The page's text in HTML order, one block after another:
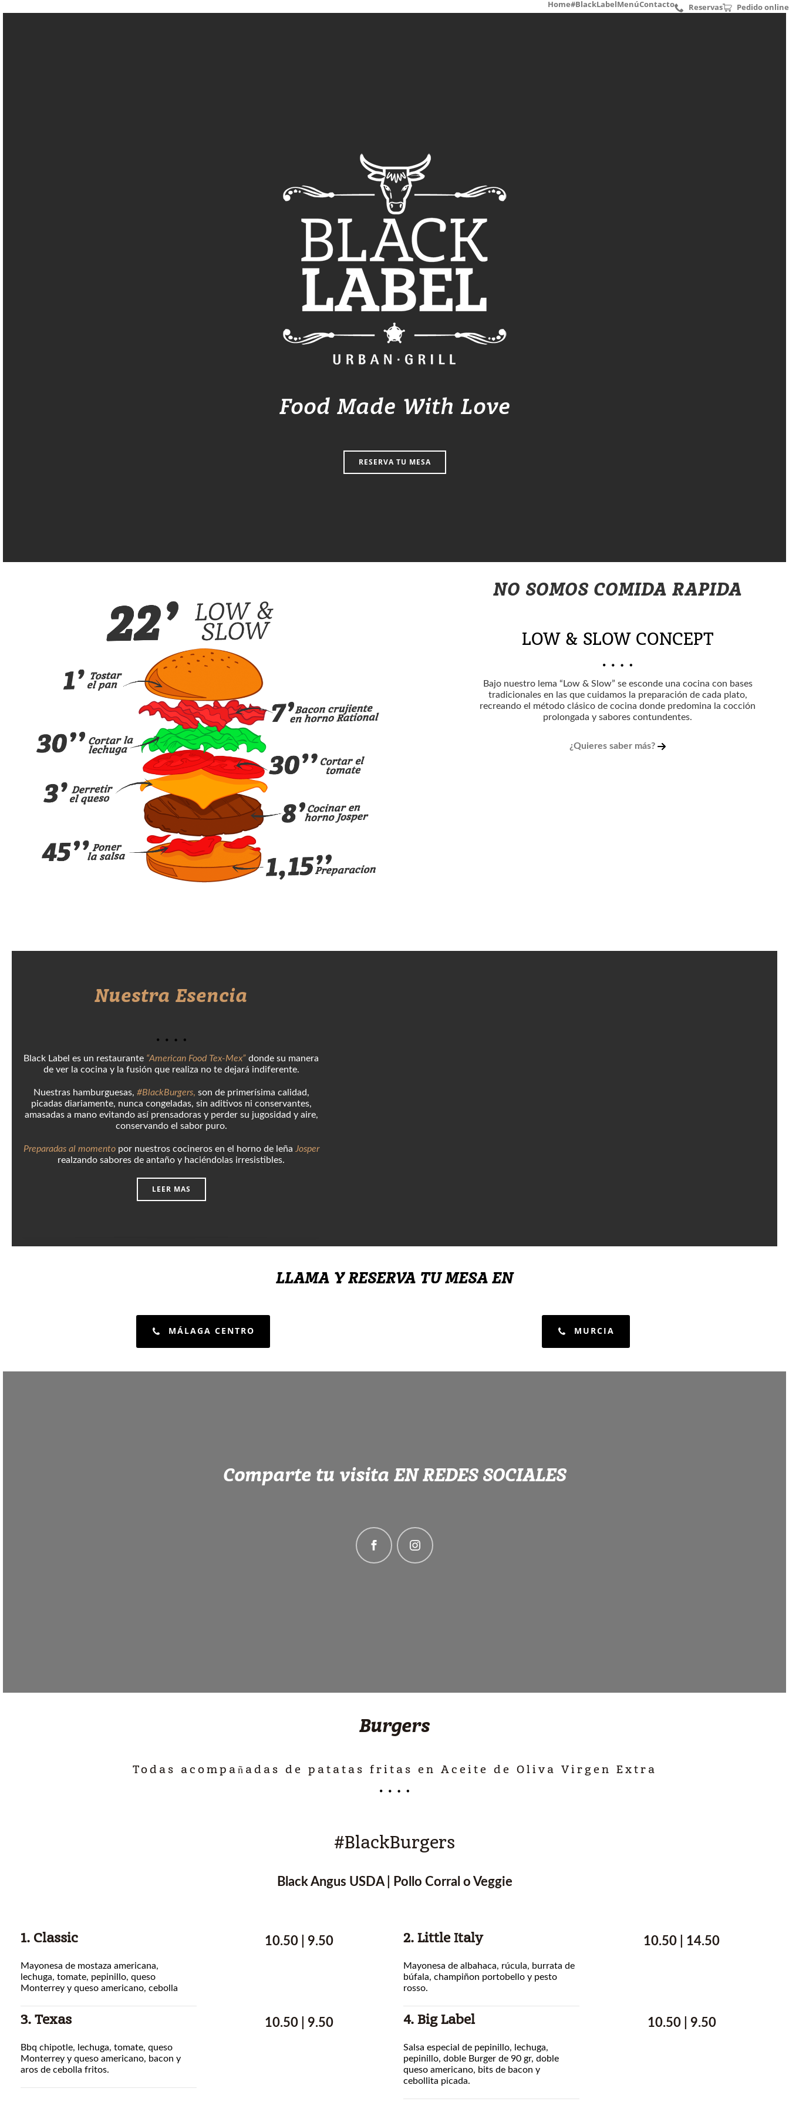
Home#BlackLabelMenúContacto Reservas Pedido online
Food Made With Love
RESERVA TU MESA
NO SOMOS COMIDA RAPIDA
LOW & SLOW CONCEPT
Bajo nuestro lema “Low & Slow” se esconde una cocina con bases
tradicionales en las que cuidamos la preparación de cada plato,
recreando el método clásico de cocina donde predomina la cocción
prolongada y sabores contundentes.
¿Quieres saber más?
Nuestra Esencia
Black Label es un restaurante “American Food Tex-Mex” donde su manera
de ver la cocina y la fusión que realiza no te dejará indiferente.
Nuestras hamburguesas, #BlackBurgers, son de primerísima calidad,
picadas diariamente, nunca congeladas, sin aditivos ni conservantes,
amasadas a mano evitando así prensadoras y perder su jugosidad y aire,
conservando el sabor puro.
Preparadas al momento por nuestros cocineros en el horno de leña Josper
realzando sabores de antaño y haciéndolas irresistibles.
LEER MAS
LLAMA Y RESERVA TU MESA EN
MÁLAGA CENTRO MURCIA
Comparte tu visita EN REDES SOCIALES
Burgers
Todas acompañadas de patatas fritas en Aceite de Oliva Virgen Extra
#BlackBurgers
Black Angus USDA | Pollo Corral o Veggie
1. Classic
Mayonesa de mostaza americana,
lechuga, tomate, pepinillo, queso
Monterrey y queso americano, cebolla
10.50 | 9.50 2. Little Italy
Mayonesa de albahaca, rúcula, burrata de
búfala, champiñon portobello y pesto
rosso.
10.50 | 14.50
3. Texas
Bbq chipotle, lechuga, tomate, queso
Monterrey y queso americano, bacon y
aros de cebolla fritos.
10.50 | 9.50 4. Big Label
Salsa especial de pepinillo, lechuga,
pepinillo, doble Burger de 90 gr, doble
queso americano, bits de bacon y
cebollita picada.
10.50 | 9.50